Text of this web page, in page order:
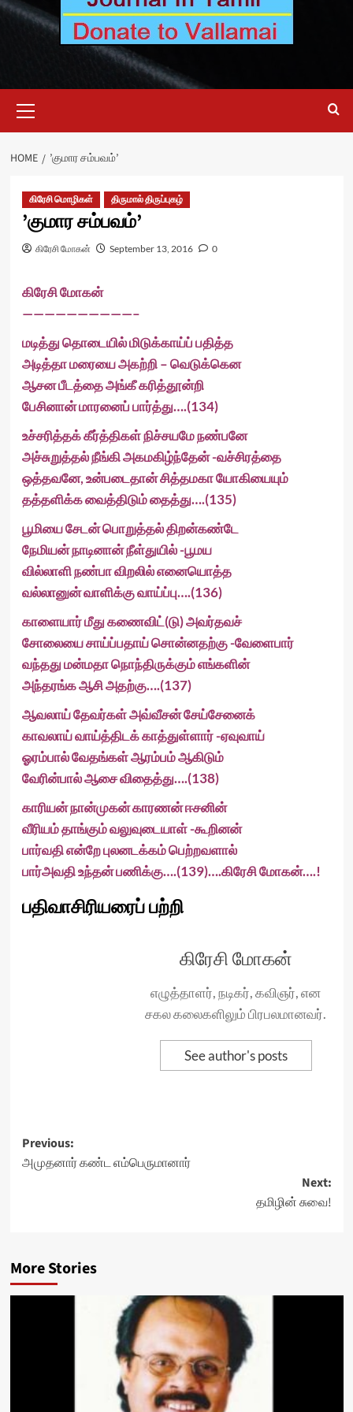
Menu
HOME ’குமார சம்பவம்’
கிரேசி மொழிகள் திருமால் திருப்புகழ்
’குமார சம்பவம்’
கிரேசி மோகன் September 13, 2016 0
கிரேசி மோகன்
——————————–
மடித்து தொடையில் மிடுக்காய்ப் பதித்த
அடித்தா மரையை அகற்றி – வெடுக்கென
ஆசன பீடத்தை அங்கீ கரித்தூன்றி
பேசினான் மாரனைப் பார்த்து….(134)
உச்சரித்தக் கீர்த்திகள் நிச்சயமே நண்பனே
அச்சுறுத்தல் நீங்கி அகமகிழ்ந்தேன் -வச்சிரத்தை
ஒத்தவனே, உன்படைதான் சித்தமகா யோகியையும்
தத்தளிக்க வைத்திடும் தைத்து….(135)
பூமியை சேடன் பொறுத்தல் திறன்கண்டே
நேமியன் நாடினான் நீள்துயில் -பூமய
வில்லாளி நண்பா விறலில் எனையொத்த
வல்லானுன் வாளிக்கு வாய்ப்பு….(136)
காளையார் மீது கணைவிட்(டு) அவர்தவச்
சோலையை சாய்ப்பதாய் சொன்னதற்கு -வேளைபார்
வந்தது மன்மதா நொந்திருக்கும் எங்களின்
அந்தரங்க ஆசி அதற்கு….(137)
ஆவலாய் தேவர்கள் அவ்வீசன் சேய்சேனைக்
காவலாய் வாய்த்திடக் காத்துள்ளார் -ஏவுவாய்
ஓரம்பால் வேதங்கள் ஆரம்பம் ஆகிடும்
வேரின்பால் ஆசை விதைத்து….(138)
காரியன் நான்முகன் காரணன் ஈசனின்
வீரியம் தாங்கும் வலுவுடையாள் -கூறினன்
பார்வதி என்றே புலனடக்கம் பெற்றவளால்
பார்அவதி உந்தன் பணிக்கு….(139)….கிரேசி மோகன்….!
பதிவாசிரியரைப் பற்றி
கிரேசி மோகன்
எழுத்தாளர், நடிகர், கவிஞர், என
சகல கலைகளிலும் பிரபலமானவர்.
See author's posts
Post
navigation
Previous:
அமுதனார் கண்ட எம்பெருமானார்
Next:
தமிழின் சுவை!
More Stories